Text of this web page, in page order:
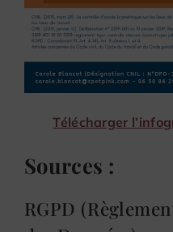
Télécharger
Sources :
RGPD